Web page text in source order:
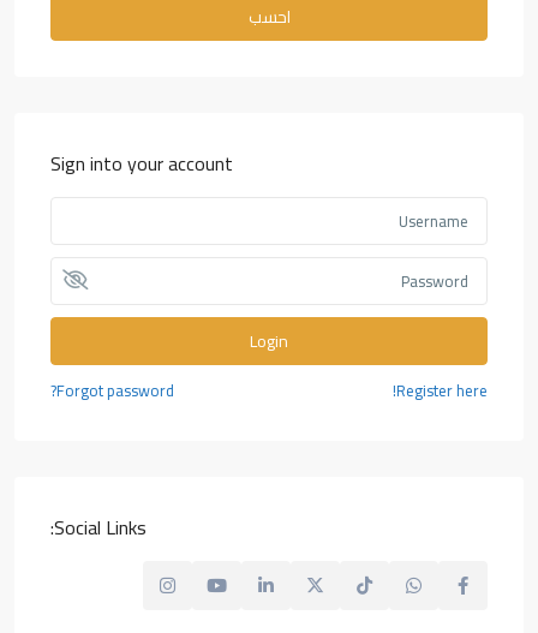
احسب
Sign into your account
Login
Register here!
Forgot password?
Social Links: